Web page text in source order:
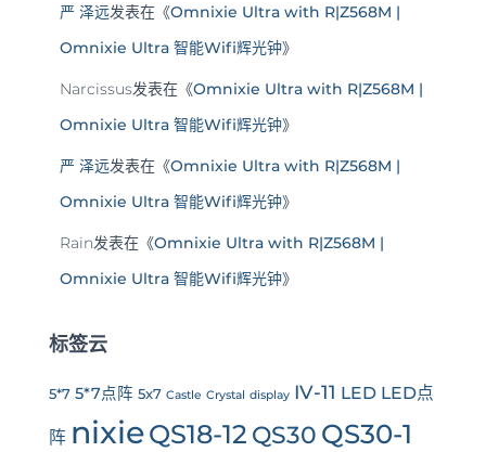
严 泽远发表在《Omnixie Ultra with R|Z568M |
Omnixie Ultra 智能Wifi辉光钟》
Narcissus发表在《Omnixie Ultra with R|Z568M |
Omnixie Ultra 智能Wifi辉光钟》
严 泽远发表在《Omnixie Ultra with R|Z568M |
Omnixie Ultra 智能Wifi辉光钟》
Rain发表在《Omnixie Ultra with R|Z568M |
Omnixie Ultra 智能Wifi辉光钟》
标签云
5*7 5*7点阵 5x7 Castle Crystal display IV-11 LED LED点
阵 nixieQS18-12 QS30 QS30-1